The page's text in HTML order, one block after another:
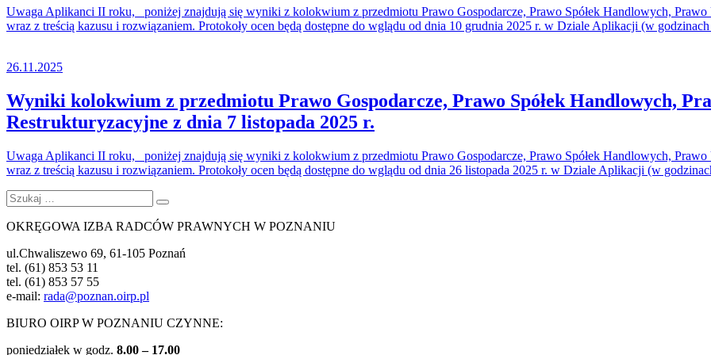
Uwaga Aplikanci II roku, poniżej znajdują się wyniki z kolokwium z przedmiotu Prawo Gospodarcze, Prawo Spółek Handlowych, Prawo
wraz z treścią kazusu i rozwiązaniem. Protokoły ocen będą dostępne do wglądu od dnia 10 grudnia 2025 r. w Dziale Aplikacji (w
26.11.2025
Wyniki kolokwium z przedmiotu Prawo Gospodarcze, Prawo Spółek Handlowych,
Restrukturyzacyjne z dnia 7 listopada 2025 r.
Uwaga Aplikanci II roku, poniżej znajdują się wyniki z kolokwium z przedmiotu Prawo Gospodarcze, Prawo Spółek Handlowych, Prawo
wraz z treścią kazusu i rozwiązaniem. Protokoły ocen będą dostępne do wglądu od dnia 26 listopada 2025 r. w Dziale Aplikacji (w
Szukaj:
Szukaj
OKRĘGOWA IZBA RADCÓW PRAWNYCH W POZNANIU
ul.Chwaliszewo 69, 61-105 Poznań
tel. (61) 853 53 11
tel. (61) 853 57 55
e-mail: rada@poznan.oirp.pl
BIURO OIRP W POZNANIU CZYNNE:
poniedziałek w godz. 8.00 – 17.00